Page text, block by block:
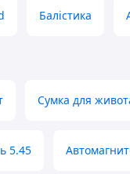
Балістика
Сумка для
5.45